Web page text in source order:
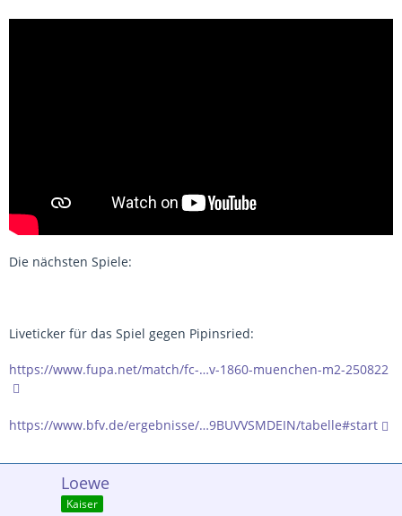
Die nächsten Spiele:
Liveticker für das Spiel gegen Pipinsried:
https://www.fupa.net/match/fc-…v-1860-muenchen-m2-250822
https://www.bfv.de/ergebnisse/…9BUVVSMDEIN/tabelle#start
Loewe
Kaiser